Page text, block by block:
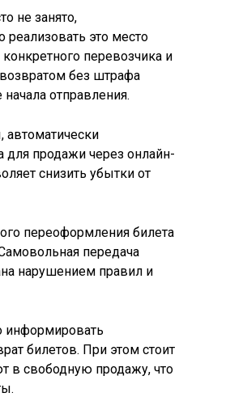
не занято,
это место
перевозчика и
без штрафа
отправления.
продажи через онлайн-
снизить убытки от
переоформления билета
передача
нарушением правил и
информировать
билетов. При этом стоит
в свободную продажу, что